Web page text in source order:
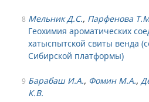
8 Мельник Д.С., Парфенова
Геохимия ароматических
хатыспытской свиты венда
Сибирской платформы)
9 Барабаш И.А., Фомин М.А.,
К.В.